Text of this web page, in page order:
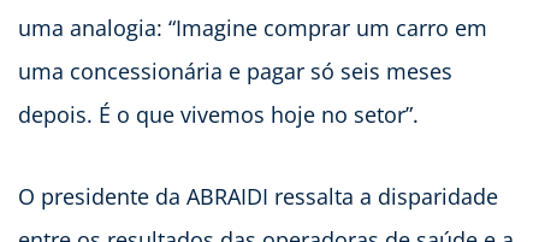
uma analogia: “Imagine comprar um carro em
uma concessionária e pagar só seis meses
depois. É o que vivemos hoje no setor”.
O presidente da ABRAIDI ressalta a disparidade